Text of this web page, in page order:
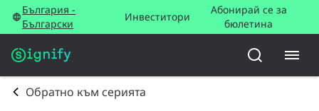
България -
Български
Инвеститори
Абонирай се за
бюлетина
Обратно към серията